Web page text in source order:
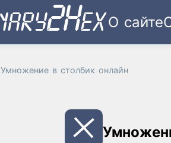
О сайте
Умножение в столбик онлайн